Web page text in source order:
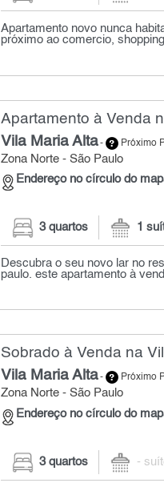
Apartamento novo nunca
próximo ao comercio,
Apartamento à Venda
Vila Maria Alta- Próximo
Zona Norte - São Paulo
Endereço no círculo do
3 quartos 1
Descubra o seu novo lar no
paulo. este apartamento à
Sobrado à Venda na
Vila Maria Alta- Próximo
Zona Norte - São Paulo
Endereço no círculo do
3 quartos -